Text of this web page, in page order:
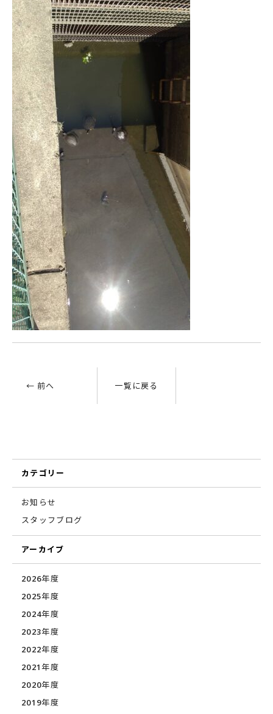
← 前へ 一覧に戻る
カテゴリー
お知らせ
スタッフブログ
アーカイブ
2026年度
2025年度
2024年度
2023年度
2022年度
2021年度
2020年度
2019年度